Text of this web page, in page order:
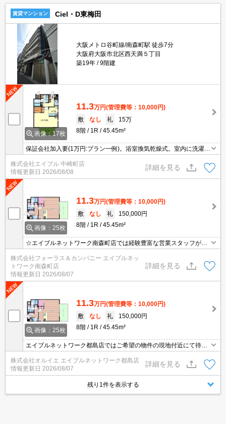
賃貸マンション Ciel・D東梅田
大阪メトロ谷町線/南森町駅 徒歩7分
大阪府大阪市北区西天満５丁目
築19年
9階建
画像：17枚
11.3万円(管理費等：10,000円)
敷
なし 礼
15万
8階
1R 45.45m²
保証会社加入要(1万円:プラン一例)。浴室換気乾燥式。室内に洗濯機
置場あり。システムキッチン。
株式会社エイブル 中崎町店
情報更新日 2026/08/08
詳細を見る
画像：25枚
11.3万円(管理費等：10,000円)
敷
なし 礼
150,000円
8階
1R 45.45m²
☆エイブルネットワーク南森町店では経験豊富な営業スタッフが多
数在籍しており、全力でサポートさせて頂きます☆ご希望の物件の
現地付近にて待ち合わせをさせていただきご内覧いただくサービス
や、主要駅までのお迎えサービスも実施中です☆詳しくは「エイブ
ルネットワーク南森町店」０１２０－８２１－２６０にお気軽にお
問合せ下さい♪
株式会社フォーラス＆カンパニー エイブルネッ
トワーク南森町店
情報更新日 2026/08/07
詳細を見る
画像：25枚
11.3万円(管理費等：10,000円)
敷
なし 礼
150,000円
8階
1R 45.45m²
エイブルネットワーク都島店ではご希望の物件の現地付近にて待ち
合わせをさせていただきご内覧いただくサービスや、主要駅までの
お迎えサービスも実施中です。詳しくは「エイブルネットワーク都
島店」０１２０－０１０－７９９にお気軽にお問合せ下さい♪
株式会社オルイエ エイブルネットワーク都島店
情報更新日 2026/08/07
詳細を見る
残り1件を表示する